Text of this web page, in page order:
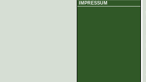
IMPRESSUM